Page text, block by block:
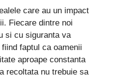
care au un impact
Fiecare dintre noi
si cu siguranta va
faptul ca oamenii
aproape constanta
recoltata nu trebuie sa